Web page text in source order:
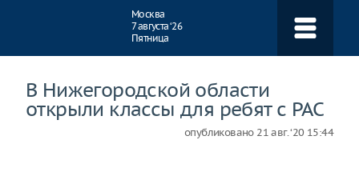
Москва
7 августа ‘26
Пятница
В Нижегородской области
открыли классы для ребят с РАС
опубликовано 21 авг. ‘20 15:44